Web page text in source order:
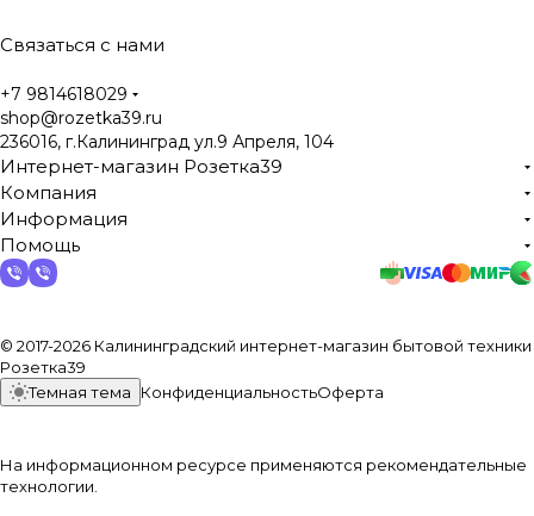
Связаться с нами
+7 9814618029
shop@rozetka39.ru
236016, г.Калининград ул.9 Апреля, 104
Интернет-магазин Розетка39
Компания
Информация
Помощь
© 2017-2026 Калининградский интернет-магазин бытовой техники
Розетка39
Темная тема
КонфиденциальностьОферта
На информационном ресурсе применяются рекомендательные
технологии